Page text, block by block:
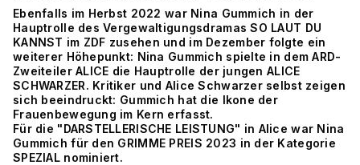
Ebenfalls im Herbst 2022 war Nina Gummich in der
Hauptrolle des Vergewaltigungsdramas SO LAUT DU
KANNST im ZDF zusehen und im Dezember folgte ein
weiterer Höhepunkt: Nina Gummich spielte in dem ARD-
Zweiteiler ALICE die Hauptrolle der jungen ALICE
SCHWARZER. Kritiker und Alice Schwarzer selbst zeigen
sich beeindruckt: Gummich hat die Ikone der
Frauenbewegung im Kern erfasst.
Für die "DARSTELLERISCHE LEISTUNG" in Alice war Nina
Gummich für den GRIMME PREIS 2023 in der Kategorie
SPEZIAL nominiert.